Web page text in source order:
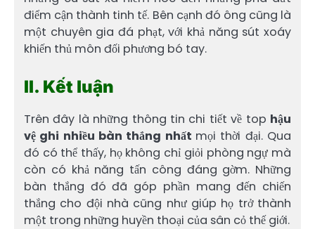
điểm cận thành tinh tế. Bên cạnh đó ông cũng là
một chuyên gia đá phạt, với khả năng sút xoáy
khiến thủ môn đối phương bó tay.
II. Kết luận
Trên đây là những thông tin chi tiết về top hậu
vệ ghi nhiều bàn thắng nhất mọi thời đại. Qua
đó có thể thấy, họ không chỉ giỏi phòng ngự mà
còn có khả năng tấn công đáng gờm. Những
bàn thắng đó đã góp phần mang đến chiến
thắng cho đội nhà cũng như giúp họ trở thành
một trong những huyền thoại của sân cỏ thế giới.